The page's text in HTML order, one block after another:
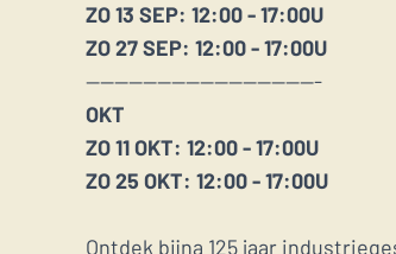
ZO 13 SEP: 12:00 - 17:00U
ZO 27 SEP: 12:00 - 17:00U
---------------------------------
OKT
ZO 11 OKT: 12:00 - 17:00U
ZO 25 OKT: 12:00 - 17:00U
Ontdek bijna 125 jaar